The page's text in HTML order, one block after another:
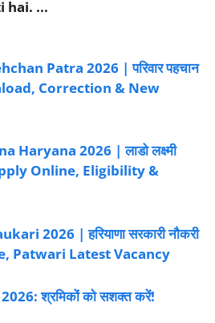
hai. ...
Patra 2026 | परिवार पहचान
Correction & New
Haryana 2026 | लाडो लक्ष्मी
Online, Eligibility &
2026 | हरियाणा सरकारी नौकरी
Patwari Latest Vacancy
2026: श्रमिकों को सशक्त करें!